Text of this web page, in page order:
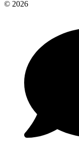
© 2026